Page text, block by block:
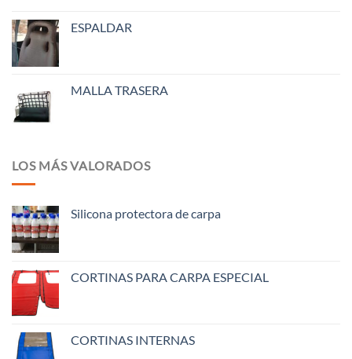
ESPALDAR
MALLA TRASERA
LOS MÁS VALORADOS
Silicona protectora de carpa
CORTINAS PARA CARPA ESPECIAL
CORTINAS INTERNAS